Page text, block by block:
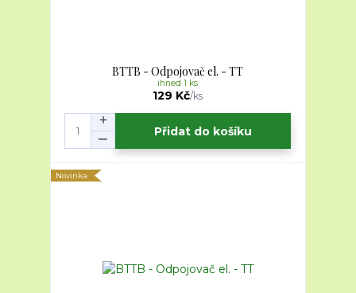
BTTB - Odpojovač el. - TT
129 Kč/ks
ihned 1 ks
Přidat do košíku
Novinka